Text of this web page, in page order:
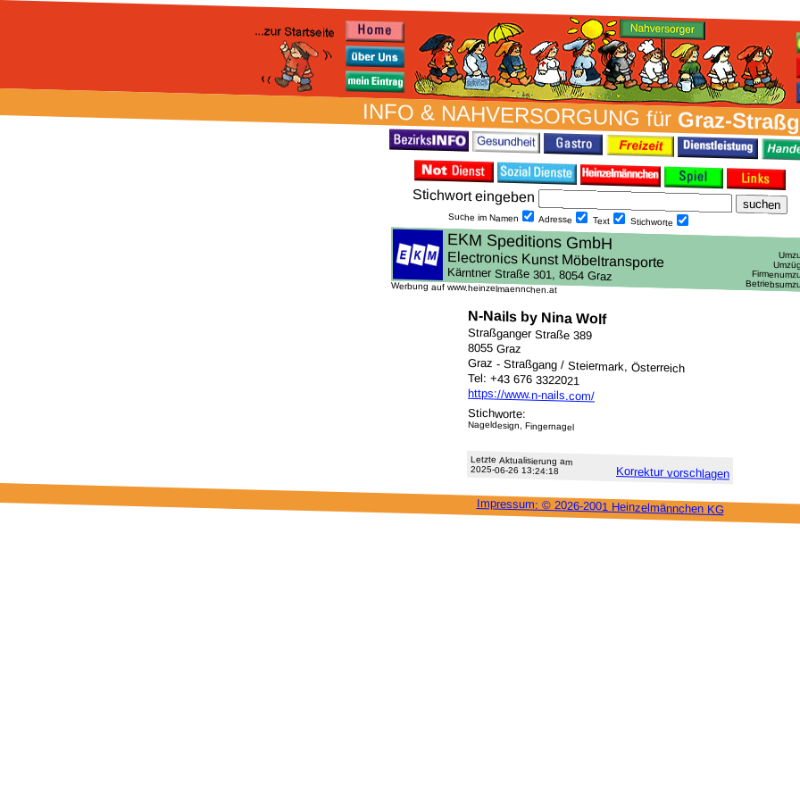
INFO & NAH­VER­SORG­UNG fürGraz-
Stich­wort ein­geben
Suche im Namen Adresse Text Stich­worte
Werbung auf www.heinzelmaennchen.at
N-Nails by Nina Wolf
Straßganger Straße 389
8055 Graz
Graz - Straßgang / Steiermark, Österreich
Tel: +43 676 3322021
https://www.n-nails.com/
Stichworte:
Nageldesign, Fingernagel
Letzte Aktu­alisie­rung am
2025-06-26 13:24:18 Korrektur vor­schlagen
Impressum: © 2026-2001 Heinzel­männchen KG